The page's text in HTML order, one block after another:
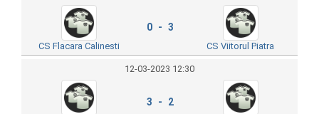
CS Flacara Calinesti
0 - 3
CS Viitorul Piatra
12-03-2023 12:30
3 - 2